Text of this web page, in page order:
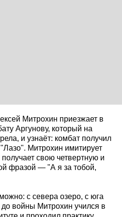
Митрохин приезжает в
Аргунову, который на
и узнаёт: комбат получил
Митрохин имитирует
свою четвертную и
фразой — "А я за тобой,
с севера озеро, с юга
войны Митрохин учился в